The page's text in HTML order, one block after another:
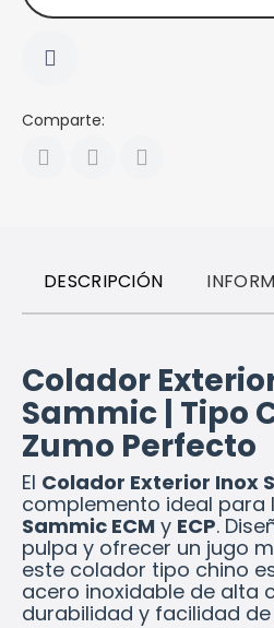
Comparte:
DESCRIPCIÓN
Colador
Sammic | Tipo
Zumo Perfecto
El Colador Exterior Inox
complemento ideal para
Sammic ECM y ECP.
pulpa y ofrecer un jugo
este colador tipo chino
acero inoxidable de alta
durabilidad y facilidad de